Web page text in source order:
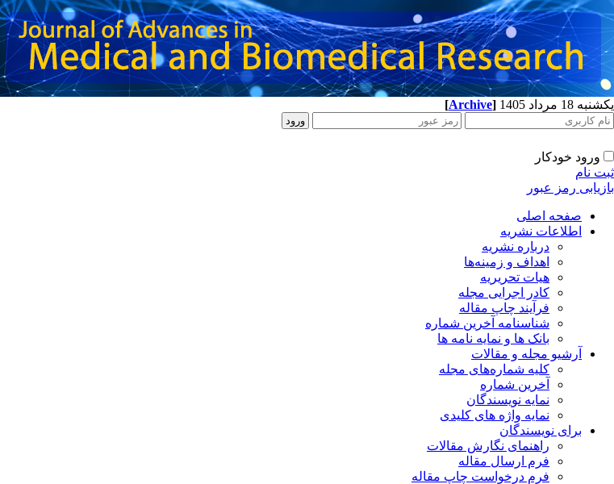
یکشنبه 18 مرداد 1405 [Archive]
ورود خودکار
ثبت نام
بازیابی رمز عبور
صفحه اصلی
اطلاعات نشریه
درباره نشریه
اهداف و زمینه‌ها
هیات تحریریه
کادر اجرایی مجله
فرآیند چاپ مقاله
شناسنامه آخرین شماره
بانک ها و نمایه نامه ها
آرشیو مجله و مقالات
کلیه شماره‌های مجله
آخرین شماره
نمایه نویسندگان
نمایه واژه های کلیدی
برای نویسندگان
راهنمای نگارش مقالات
فرم ارسال مقاله
فرم درخواست چاپ مقاله